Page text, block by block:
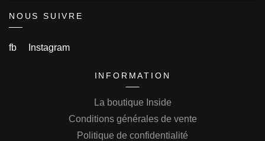
NOUS SUIVRE
fb Instagram
INFORMATION
La boutique Inside
Conditions générales de vente
Politique de confidentialité